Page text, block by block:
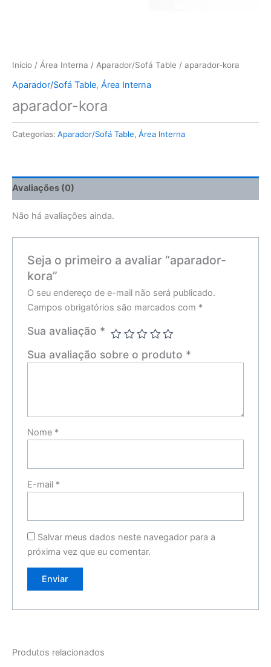
Início / Área Interna / Aparador/Sofá Table / aparador-kora
Aparador/Sofá Table, Área Interna
aparador-kora
Categorias: Aparador/Sofá Table, Área Interna
Avaliações (0)
Não há avaliações ainda.
Seja o primeiro a avaliar “aparador-
kora”
O seu endereço de e-mail não será publicado.
Campos obrigatórios são marcados com *
Sua avaliação *
Sua avaliação sobre o produto *
Nome *
E-mail *
Salvar meus dados neste navegador para a
próxima vez que eu comentar.
Produtos relacionados